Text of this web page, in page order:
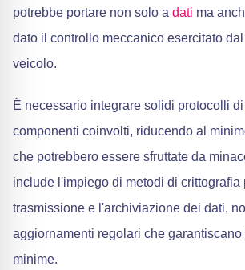
potrebbe portare non solo a dati ma
dato il controllo meccanico esercitato dal
veicolo.
È necessario integrare solidi protocolli
componenti coinvolti, riducendo al
che potrebbero essere sfruttate da
include l'impiego di metodi di crittografia
trasmissione e l'archiviazione dei dati,
aggiornamenti regolari che
minime.